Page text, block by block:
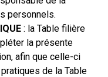
personnels.
: la Table filière
la présente
afin que celle-ci
de la Table